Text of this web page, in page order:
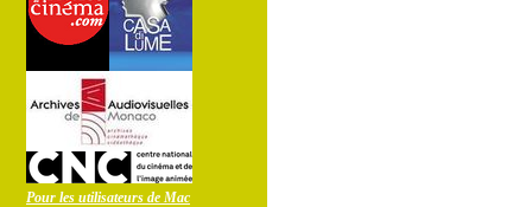
Pour les utilisateurs de Mac